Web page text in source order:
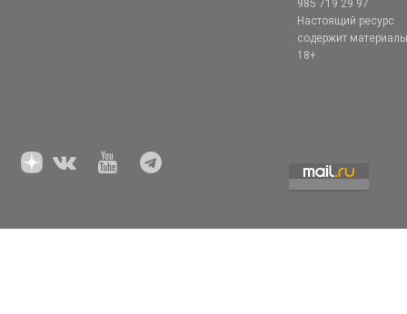
985 719 29 97
Настоящий ресурс
содержит
18+